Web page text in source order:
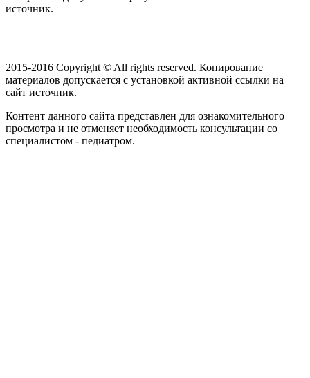
источник.
2015-2016 Copyright © All rights reserved. Копирование
материалов допускается с установкой активной ссылки на
сайт источник.
Контент данного сайта представлен для ознакомительного
просмотра и не отменяет необходимость консультации со
специалистом - педиатром.